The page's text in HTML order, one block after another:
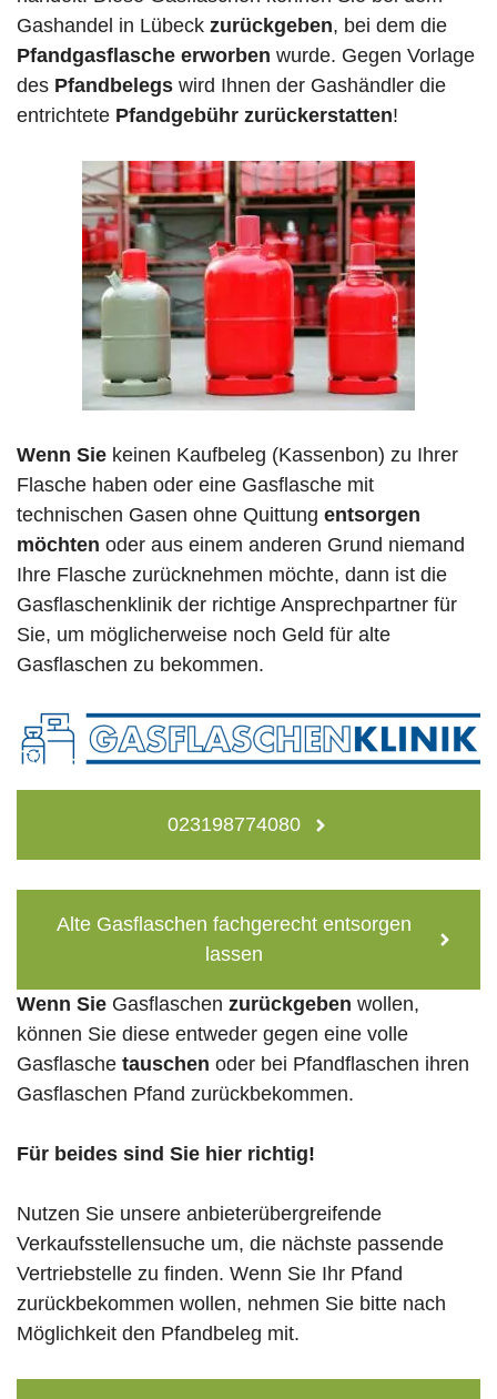
Gashandel in Lübeck zurückgeben, bei dem die
Pfandgasflasche erworben wurde. Gegen Vorlage
des Pfandbelegs wird Ihnen der Gashändler die
entrichtete Pfandgebühr zurückerstatten!
Wenn Sie keinen Kaufbeleg (Kassenbon) zu Ihrer
Flasche haben oder eine Gasflasche mit
technischen Gasen ohne Quittung entsorgen
möchten oder aus einem anderen Grund niemand
Ihre Flasche zurücknehmen möchte, dann ist die
Gasflaschenklinik der richtige Ansprechpartner für
Sie, um möglicherweise noch Geld für alte
Gasflaschen zu bekommen.
023198774080
Alte Gasflaschen fachgerecht entsorgen
lassen
Wenn Sie Gasflaschen zurückgeben wollen,
können Sie diese entweder gegen eine volle
Gasflasche tauschen oder bei Pfandflaschen ihren
Gasflaschen Pfand zurückbekommen.
Für beides sind Sie hier richtig!
Nutzen Sie unsere anbieterübergreifende
Verkaufsstellensuche um, die nächste passende
Vertriebstelle zu finden. Wenn Sie Ihr Pfand
zurückbekommen wollen, nehmen Sie bitte nach
Möglichkeit den Pfandbeleg mit.